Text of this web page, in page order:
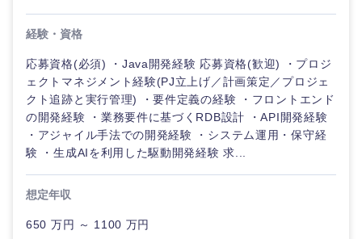
選択する
選択する
選択する
選択する
経験・資格
応募資格(必須) ・Java開発経験 応募資格(歓迎) ・プロジ
ェクトマネジメント経験(PJ立上げ／計画策定／プロジェ
クト追跡と実行管理) ・要件定義の経験 ・フロントエンド
の開発経験 ・業務要件に基づくRDB設計 ・API開発経験
・アジャイル手法での開発経験 ・システム運用・保守経
験 ・生成AIを利用した駆動開発経験 求...
想定年収
650 万円 ～ 1100 万円